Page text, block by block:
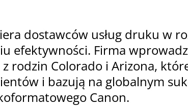
dostawców usług druku w
efektywności. Firma
rodzin Colorado i Arizona,
i bazują na globalnym
Canon.